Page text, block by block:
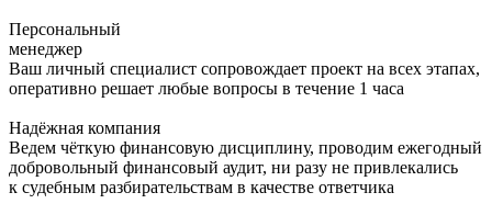
Персональный
менеджер
Ваш личный специалист сопровождает проект на всех этапах,
оперативно решает любые вопросы в течение 1 часа
Надёжная компания
Ведем чёткую финансовую дисциплину, проводим ежегодный
добровольный финансовый аудит, ни разу не привлекались
к судебным разбирательствам в качестве ответчика